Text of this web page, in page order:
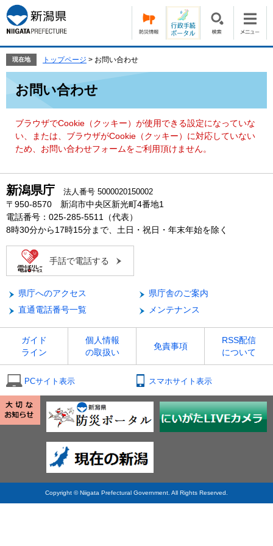
ー
ジ
の
頭
す。
ニ
ュ
ー
飛
て
現在地 トップページ > お問い合わせ
お問い合わせ
ブラウザでCookie（クッキー）が使用できる設定になっていな
い、または、ブラウザがCookie（クッキー）に対応していない
ため、お問い合わせフォームをご利用頂けません。
新潟県庁 法人番号 5000020150002
〒950-8570 新潟市中央区新光町4番地1
電話番号：025-285-5511（代表）
8時30分から17時15分まで、土日・祝日・年末年始を除く
手話で電話する
県庁へのアクセス
県庁舎のご案内
直通電話番号一覧
メンテナンス
ガイド
ライン
個人情報
の取扱い
免責事項
RSS配信
について
PCサイト表示 スマホサイト表示
Copyright © Niigata Prefectural Government. All Rights Reserved.